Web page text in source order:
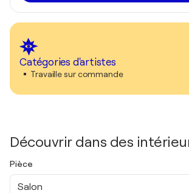
Catégories d'artistes
Travaille sur commande
Découvrir dans des
Pièce
Salon